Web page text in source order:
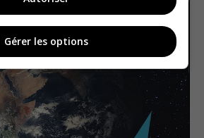
Gérer les options